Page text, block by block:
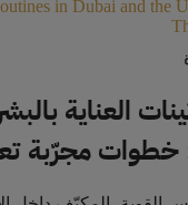
العناية
خطوات مجرّبة